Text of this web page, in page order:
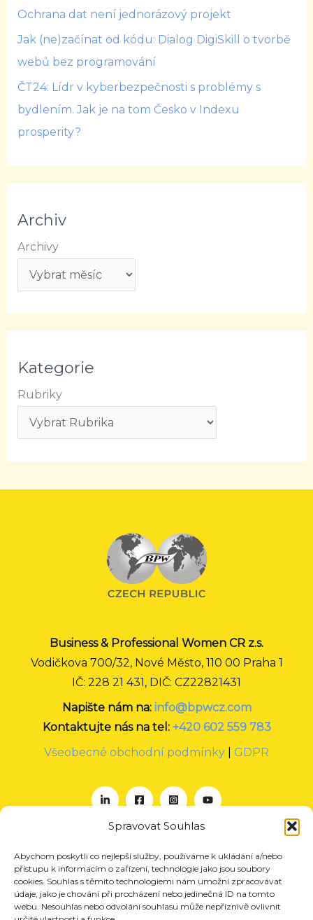
Spravovat Souhlas
Abychom poskytli co nejlepší služby, používáme k ukládání a/nebo
přístupu k informacím o zařízení, technologie jako jsou soubory
cookies. Souhlas s těmito technologiemi nám umožní zpracovávat
údaje, jako je chování při procházení nebo jedinečná ID na tomto
webu. Nesouhlas nebo odvolání souhlasu může nepříznivě ovlivnit
Ochrana dat není jednorázový projekt
Jak (ne)začínat od kódu: Dialog DigiSkill o tvorbě
webů bez programování
ČT24: Lídr v kyberbezpečnosti s problémy s
bydlením. Jak je na tom Česko v Indexu
prosperity?
Archiv
Archivy
Kategorie
Rubriky
Business & Professional Women CR z.s.
Vodičkova 700/32, Nové Město, 110 00 Praha 1
IČ: 228 21 431, DIČ: CZ22821431
Napište nám na: info@bpwcz.com
Kontaktujte nás na tel: +420 602 559 783
Všeobecné obchodní podmínky
GDPR
O nás
Projekty
Členství